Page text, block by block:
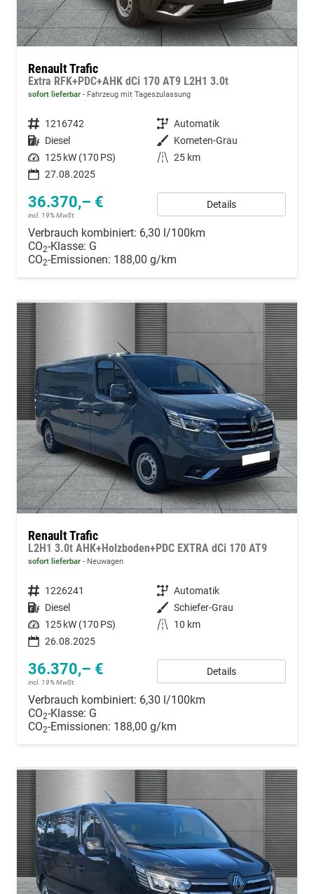
Renault Trafic
Extra RFK+PDC+AHK dCi 170 AT9 L2H1 3.0t
sofort lieferbar Fahrzeug mit Tageszulassung
Fahrzeugnummer 1216742 Getriebe Automatik
Kraftstoff Diesel Außenfarbe Kometen-Grau
Leistung 125 kW (170 PS) Kilometerstand 25 km
27.08.2025
36.370,– €
incl. 19% MwSt.
Details
Verbrauch kombiniert: 6,30 l/100km
CO2-Klasse: G
CO2-Emissionen: 188,00 g/km
Renault Trafic
L2H1 3.0t AHK+Holzboden+PDC EXTRA dCi 170 AT9
sofort lieferbar Neuwagen
Fahrzeugnummer 1226241 Getriebe Automatik
Kraftstoff Diesel Außenfarbe Schiefer-Grau
Leistung 125 kW (170 PS) Kilometerstand
10 km
26.08.2025
36.370,– €
incl. 19% MwSt.
Details
Verbrauch kombiniert: 6,30 l/100km
CO2-Klasse: G
CO2-Emissionen: 188,00 g/km